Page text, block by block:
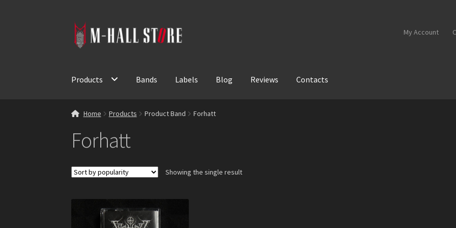
Skip
to
Skip
to
My Account
Products Bands Labels Blog Reviews Contacts
Home Products Product Band Forhatt
Forhatt
Showing the single result